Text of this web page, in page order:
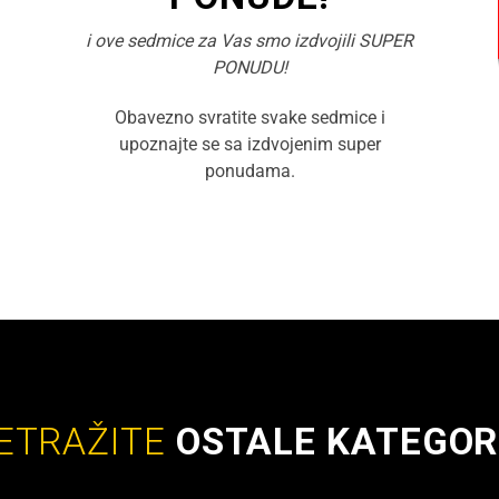
i ove sedmice za Vas smo izdvojili SUPER
PONUDU!
Obavezno svratite svake sedmice i
upoznajte se sa izdvojenim super
ponudama.
OSTALE